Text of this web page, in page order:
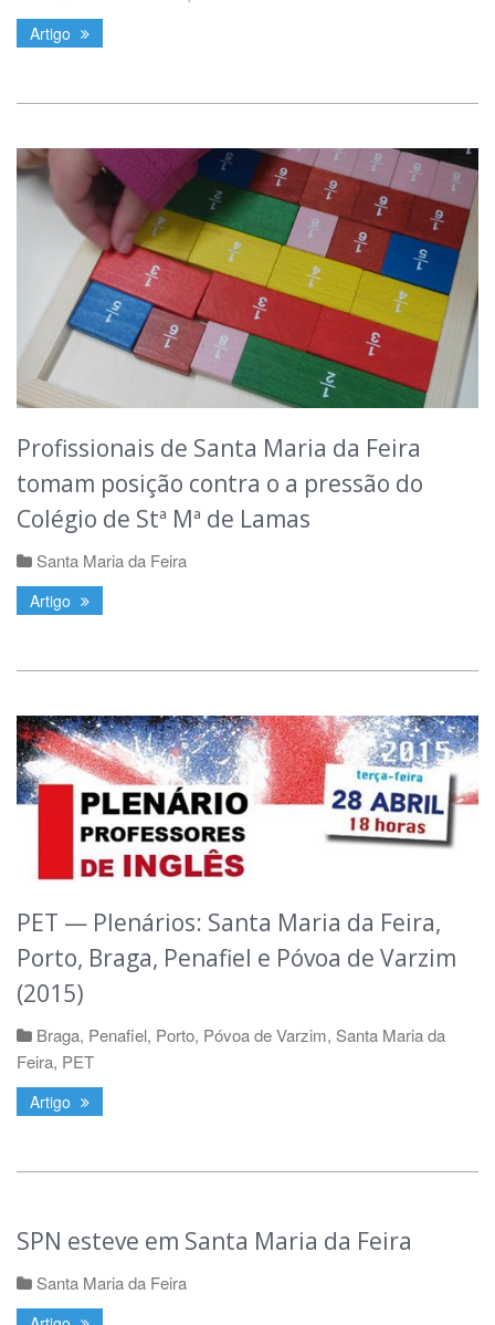
Artigo
Profissionais de Santa Maria da Feira
tomam posição contra o a pressão do
Colégio de Stª Mª de Lamas
Santa Maria da Feira
Artigo
PET — Plenários: Santa Maria da Feira,
Porto, Braga, Penafiel e Póvoa de Varzim
(2015)
Braga, Penafiel, Porto, Póvoa de Varzim, Santa Maria da
Feira, PET
Artigo
SPN esteve em Santa Maria da Feira
Santa Maria da Feira